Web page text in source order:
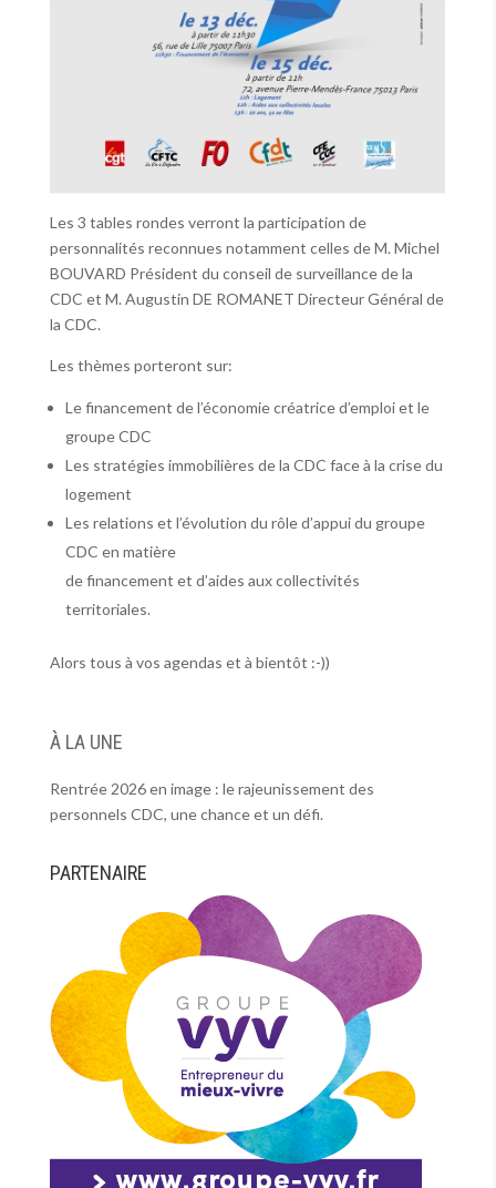
Les 3 tables rondes verront la participation de
personnalités reconnues notamment celles de M. Michel
BOUVARD Président du conseil de surveillance de la
CDC et M. Augustin DE ROMANET Directeur Général de
la CDC.
Les thèmes porteront sur:
Le financement de l’économie créatrice d’emploi et le
groupe CDC
Les stratégies immobilières de la CDC face à la crise du
logement
Les relations et l’évolution du rôle d’appui du groupe
CDC en matière
de financement et d’aides aux collectivités
territoriales.
Alors tous à vos agendas et à bientôt :-))
À LA UNE
Rentrée 2026 en image : le rajeunissement des
personnels CDC, une chance et un défi.
PARTENAIRE